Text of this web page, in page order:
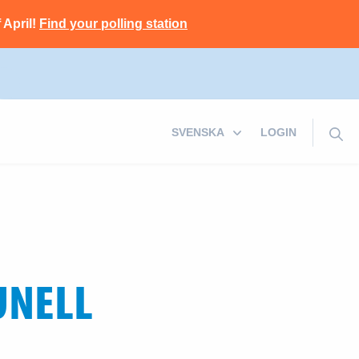
April! Find your polling station
LOGIN